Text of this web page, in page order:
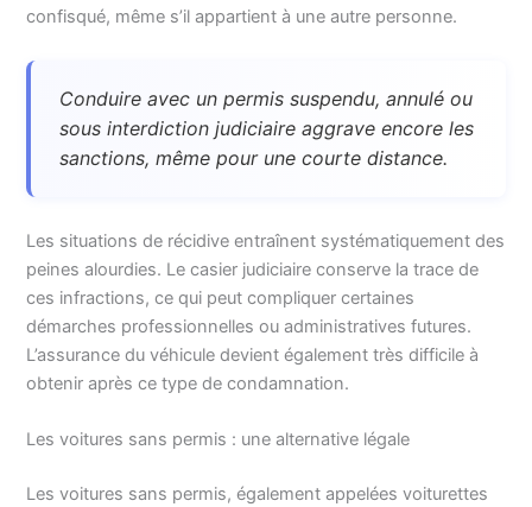
confisqué, même s’il appartient à une autre personne.
Conduire avec un permis suspendu, annulé ou
sous interdiction judiciaire aggrave encore les
sanctions, même pour une courte distance.
Les situations de récidive entraînent systématiquement des
peines alourdies. Le casier judiciaire conserve la trace de
ces infractions, ce qui peut compliquer certaines
démarches professionnelles ou administratives futures.
L’assurance du véhicule devient également très difficile à
obtenir après ce type de condamnation.
Les voitures sans permis : une alternative légale
Les voitures sans permis, également appelées voiturettes